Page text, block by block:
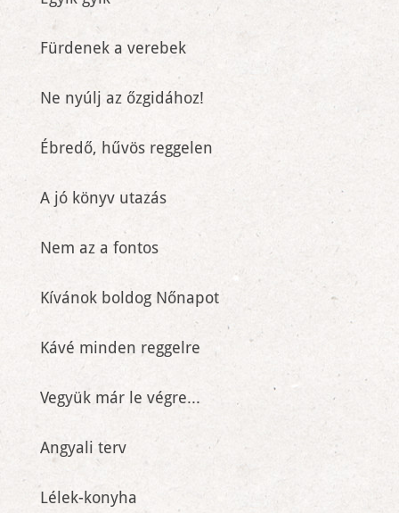
Fürdenek a verebek
Ne nyúlj az őzgidához!
Ébredő, hűvös reggelen
A jó könyv utazás
Nem az a fontos
Kívánok boldog Nőnapot
Kávé minden reggelre
Vegyük már le végre...
Angyali terv
Lélek-konyha